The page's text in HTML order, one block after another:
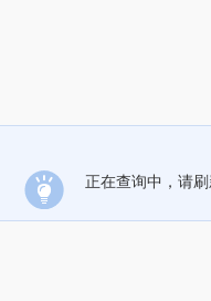
正在查询中，请